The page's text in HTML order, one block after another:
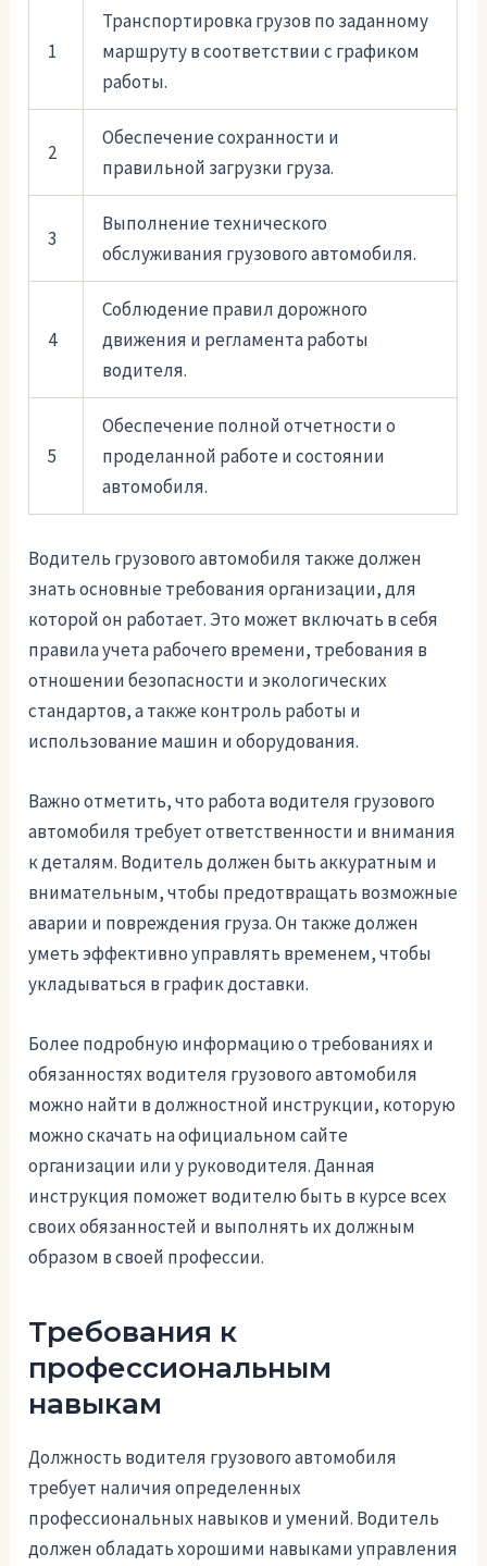
1
Транспортировка грузов по заданному
маршруту в соответствии с графиком
работы.
2
Обеспечение сохранности и
правильной загрузки груза.
3
Выполнение технического
обслуживания грузового автомобиля.
4
Соблюдение правил дорожного
движения и регламента работы
водителя.
5
Обеспечение полной отчетности о
проделанной работе и состоянии
автомобиля.
Водитель грузового автомобиля также должен
знать основные требования организации, для
которой он работает. Это может включать в себя
правила учета рабочего времени, требования в
отношении безопасности и экологических
стандартов, а также контроль работы и
использование машин и оборудования.
Важно отметить, что работа водителя грузового
автомобиля требует ответственности и внимания
к деталям. Водитель должен быть аккуратным и
внимательным, чтобы предотвращать возможные
аварии и повреждения груза. Он также должен
уметь эффективно управлять временем, чтобы
укладываться в график доставки.
Более подробную информацию о требованиях и
обязанностях водителя грузового автомобиля
можно найти в должностной инструкции, которую
можно скачать на официальном сайте
организации или у руководителя. Данная
инструкция поможет водителю быть в курсе всех
своих обязанностей и выполнять их должным
образом в своей профессии.
Требования к
профессиональным
навыкам
Должность водителя грузового автомобиля
требует наличия определенных
профессиональных навыков и умений. Водитель
должен обладать хорошими навыками управления